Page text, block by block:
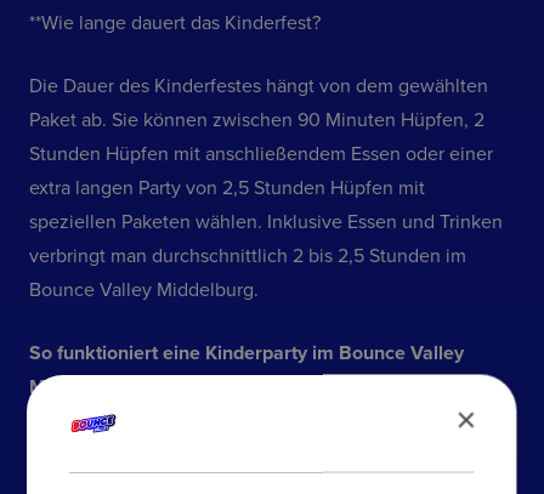
**Wie lange dauert das Kinderfest?
Die Dauer des Kinderfestes hängt von dem gewählten
Paket ab. Sie können zwischen 90 Minuten Hüpfen, 2
Stunden Hüpfen mit anschließendem Essen oder einer
extra langen Party von 2,5 Stunden Hüpfen mit
speziellen Paketen wählen. Inklusive Essen und Trinken
verbringt man durchschnittlich 2 bis 2,5 Stunden im
Bounce Valley Middelburg.
So funktioniert eine Kinderparty im Bounce Valley
Middelburg
×